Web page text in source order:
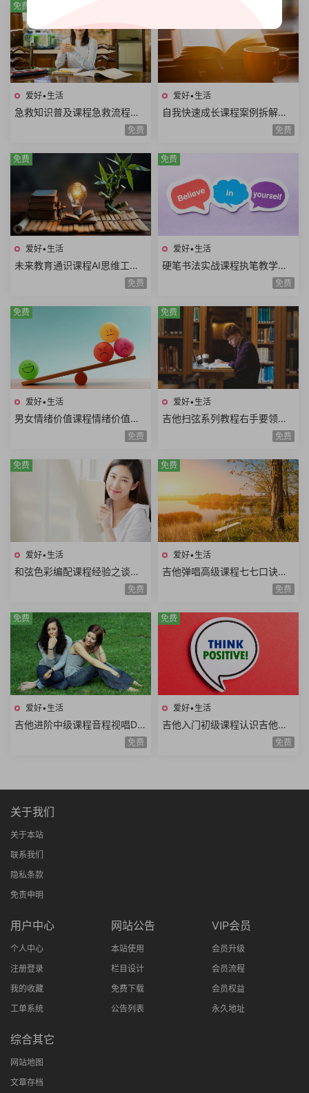
爱好•生活
急救知识普及课程急救流程心
肺复苏哮喘发作止血包扎急性
免费
免费
爱好•生活
自我快速成长课程案例拆解职
场学习生活场景高效成长方法
免费
爱好•生活
未来教育通识课程AI思维工程
思维系统思维美学思维熵增思
维哲学思维概率思维51课时
免费
免费
爱好•生活
硬笔书法实战课程执笔教学基
本笔画偏旁部首间架结构例字
免费
免费
爱好•生活
男女情绪价值课程情绪价值需
求情绪价值类型情绪价值实例
免费
免费
爱好•生活
吉他扫弦系列教程右手要领变
速练习右手切音左手切音组合
免费
免费
爱好•生活
和弦色彩编配课程经验之谈伴
奏方法高级和弦编曲解析扒谱
免费
免费
爱好•生活
吉他弹唱高级课程七七口诀音
程推算简谱视唱和弦构成音阶
免费
免费
爱好•生活
吉他进阶中级课程音程视唱D调
和弦靠弦练习扫弦基础强五和
免费
免费
爱好•生活
吉他入门初级课程认识吉他调
音调弦E调音阶弹唱练习基础乐
免费
免费
关于我们
关于本站
联系我们
隐私条款
免责申明
用户中心
个人中心
注册登录
我的收藏
工单系统
网站公告
本站使用
栏目设计
免费下载
公告列表
VIP会员
会员升级
会员流程
会员权益
永久地址
综合其它
网站地图
文章存档